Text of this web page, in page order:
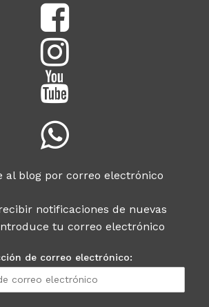
al blog por correo electrónico
notificaciones de nuevas
tu correo electrónico
de correo electrónico: